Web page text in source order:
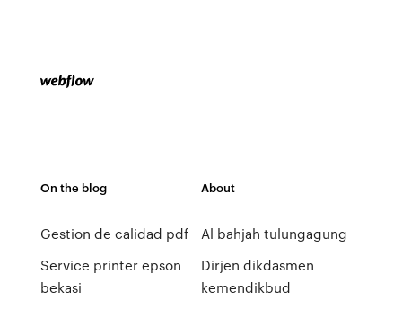
On the blog
Gestion de calidad pdf
Service printer epson
bekasi
About
Al bahjah tulungagung
Dirjen dikdasmen
kemendikbud